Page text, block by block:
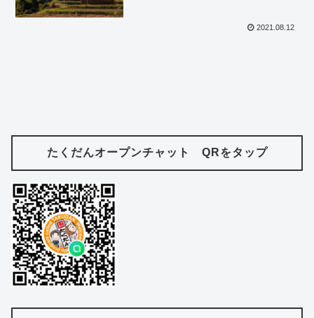
2021.08.12
たくだんオープンチャット QRをタップ